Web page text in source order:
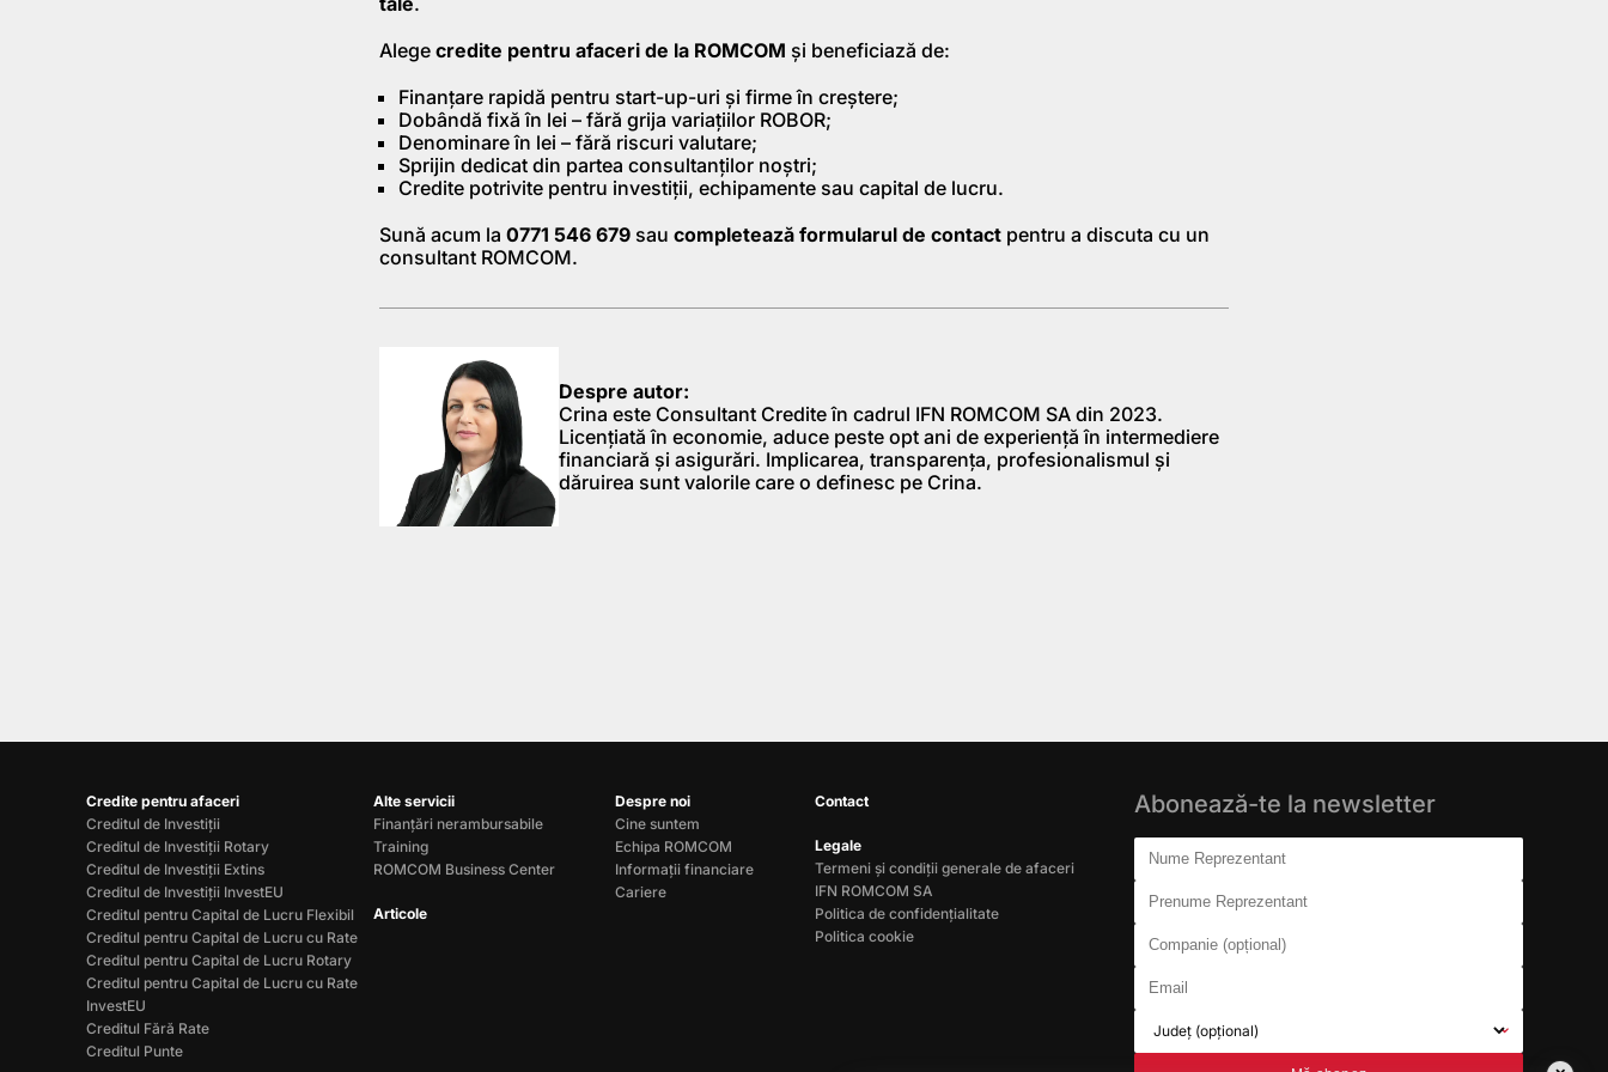
Alege credite pentru afaceri de la ROMCOM și beneficiază de:
Finanțare rapidă pentru start-up-uri și firme în creștere;
Dobândă fixă în lei – fără grija variațiilor ROBOR;
Denominare în lei – fără riscuri valutare;
Sprijin dedicat din partea consultanților noștri;
Credite potrivite pentru investiții, echipamente sau capital de lucru.
Sună acum la 0771 546 679 sau completează formularul de contact pentru a discuta cu un
consultant ROMCOM.
Despre autor:
Crina este Consultant Credite în cadrul IFN ROMCOM SA din 2023.
Licențiată în economie, aduce peste opt ani de experiență în intermediere
financiară și asigurări. Implicarea, transparența, profesionalismul și
dăruirea sunt valorile care o definesc pe Crina.
Credite pentru afaceri
Creditul de Investiții
Creditul de Investiții Rotary
Creditul de Investiții Extins
Creditul de Investiții InvestEU
Creditul pentru Capital de Lucru Flexibil
Creditul pentru Capital de Lucru cu Rate
Creditul pentru Capital de Lucru Rotary
Creditul pentru Capital de Lucru cu Rate
InvestEU
Creditul Fără Rate
Creditul Punte
Alte servicii
Finanțări nerambursabile
Training
ROMCOM Business Center
Articole
Despre noi
Cine suntem
Echipa ROMCOM
Informații financiare
Cariere
Contact
Legale
Termeni și condiții generale de afaceri
IFN ROMCOM SA
Politica de confidențialitate
Politica cookie
Abonează-te la newsletter
Don't fill this out:
Nume Reprezentant
Prenume Reprezentant
Companie (opțional)
Email
Județ (opțional)